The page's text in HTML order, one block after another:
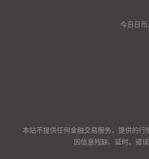
今日日
本站不提供任何金融交易服务，提供的行
因信息残缺、延时、错